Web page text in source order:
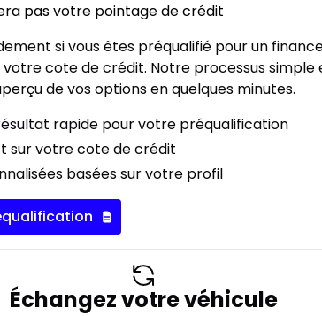
pas votre pointage de crédit
si vous êtes préqualifié pour un
cote de crédit. Notre processus simple
de vos options en quelques minutes.
rapide pour votre préqualification
sur votre cote de crédit
basées sur votre profil
Échangez votre véhicule